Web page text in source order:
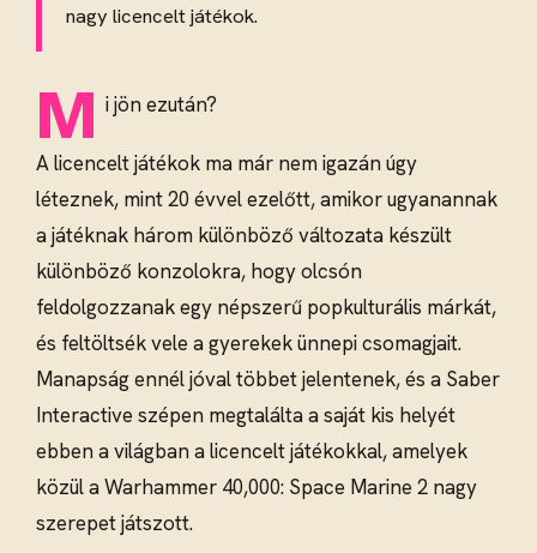
nagy licencelt játékok.
M i jön ezután?
A licencelt játékok ma már nem igazán úgy
léteznek, mint 20 évvel ezelőtt, amikor ugyanannak
a játéknak három különböző változata készült
különböző konzolokra, hogy olcsón
feldolgozzanak egy népszerű popkulturális márkát,
és feltöltsék vele a gyerekek ünnepi csomagjait.
Manapság ennél jóval többet jelentenek, és a Saber
Interactive szépen megtalálta a saját kis helyét
ebben a világban a licencelt játékokkal, amelyek
közül a Warhammer 40,000: Space Marine 2 nagy
szerepet játszott.